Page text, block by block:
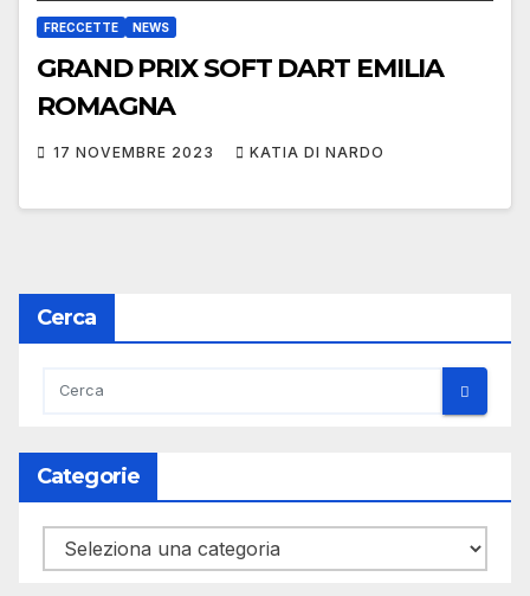
FRECCETTE NEWS
GRAND PRIX SOFT DART EMILIA
ROMAGNA
17 NOVEMBRE 2023 KATIA DI NARDO
Cerca
Categorie
Categorie